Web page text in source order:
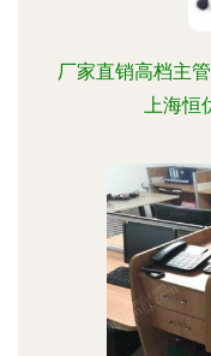
厂家直销高档主
上海恒